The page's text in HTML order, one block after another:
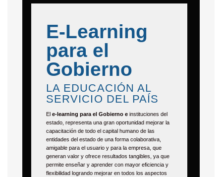
E-Learning
para el
Gobierno
LA EDUCACIÓN AL
SERVICIO DEL PAÍS
El e-learning para el Gobierno einstituciones del
estado, representa una gran oportunidad mejorar la
capacitación de todo el capital humano de las
entidades del estado de una forma colaborativa,
amigable para el usuario y para la empresa, que
generan valor y ofrece resultados tangibles, ya que
permite enseñar y aprender con mayor eficiencia y
flexibilidad logrando mejorar en todos los aspectos